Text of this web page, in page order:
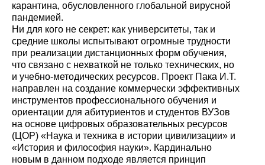
карантина, обусловленного глобальной вирусной
пандемией.
Ни для кого не секрет: как университеты, так и
средние школы испытывают огромные трудности
при реализации дистанционных форм обучения,
что связано с нехваткой не только технических, но
и учебно-методических ресурсов. Проект Пака И.Т.
направлен на создание коммерчески эффективных
инструментов профессионального обучения и
ориентации для абитуриентов и студентов ВУЗов
на основе цифровых образовательных ресурсов
(ЦОР) «Наука и техника в истории цивилизации» и
«История и философия науки». Кардинально
новым в данном подходе является принцип